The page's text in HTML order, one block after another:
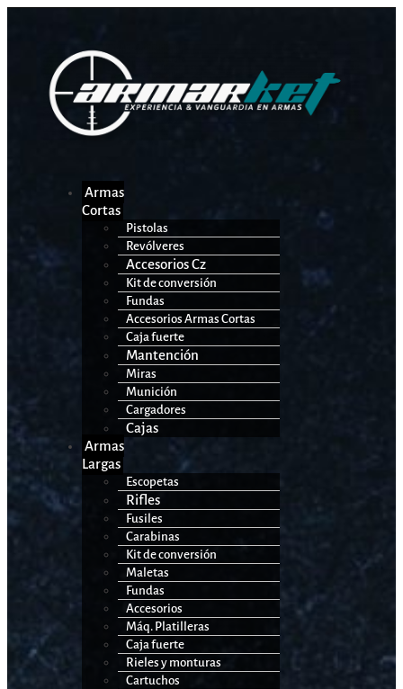
Armas
Cortas
Pistolas
Revólveres
Accesorios Cz
Kit de conversión
Fundas
Accesorios Armas Cortas
Caja fuerte
Mantención
Miras
Munición
Cargadores
Cajas
Armas
Largas
Escopetas
Rifles
Fusiles
Carabinas
Kit de conversión
Maletas
Fundas
Accesorios
Máq. Platilleras
Caja fuerte
Rieles y monturas
Cartuchos